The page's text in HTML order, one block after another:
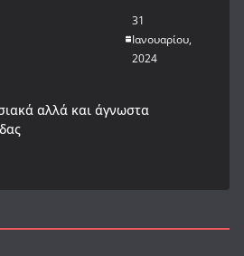
31
Ιανουαρίου,
2024
αλλά και άγνωστα